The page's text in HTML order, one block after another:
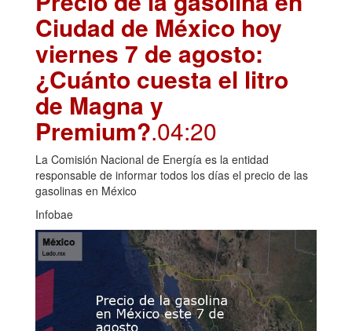
Ciudad de México hoy
viernes 7 de agosto:
¿Cuánto cuesta el litro
de Magna y
Premium?.04:20
La Comisión Nacional de Energía es la entidad
responsable de informar todos los días el precio de las
gasolinas en México
Infobae